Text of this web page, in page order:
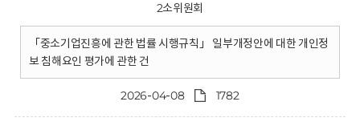
2소위원회
「중소기업진흥에 관한 법률 시행규칙」 일부개정안에 대한 개인정
보 침해요인 평가에 관한 건
2026-04-08 1782